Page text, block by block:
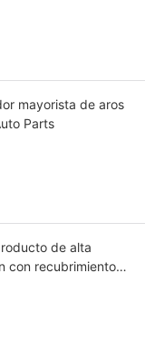
mayorista de aros
Parts
de alta
con recubrimiento